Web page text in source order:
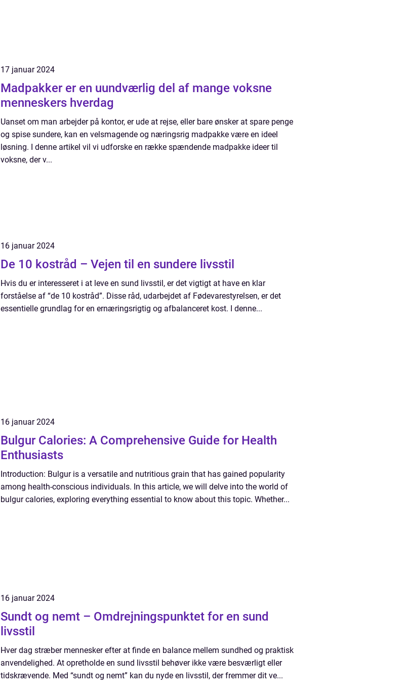
17 januar 2024
Madpakker er en uundværlig del af mange voksne
menneskers hverdag
Uanset om man arbejder på kontor, er ude at rejse, eller bare ønsker at spare penge
og spise sundere, kan en velsmagende og næringsrig madpakke være en ideel
løsning. I denne artikel vil vi udforske en række spændende madpakke ideer til
voksne, der v...
16 januar 2024
De 10 kostråd – Vejen til en sundere livsstil
Hvis du er interesseret i at leve en sund livsstil, er det vigtigt at have en klar
forståelse af “de 10 kostråd”. Disse råd, udarbejdet af Fødevarestyrelsen, er det
essentielle grundlag for en ernæringsrigtig og afbalanceret kost. I denne...
16 januar 2024
Bulgur Calories: A Comprehensive Guide for Health
Enthusiasts
Introduction: Bulgur is a versatile and nutritious grain that has gained popularity
among health-conscious individuals. In this article, we will delve into the world of
bulgur calories, exploring everything essential to know about this topic. Whether...
16 januar 2024
Sundt og nemt – Omdrejningspunktet for en sund
livsstil
Hver dag stræber mennesker efter at finde en balance mellem sundhed og praktisk
anvendelighed. At opretholde en sund livsstil behøver ikke være besværligt eller
tidskrævende. Med “sundt og nemt” kan du nyde en livsstil, der fremmer dit ve...